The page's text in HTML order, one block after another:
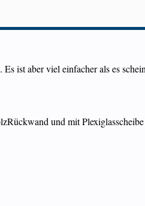
ist aber viel einfacher als es
und mit